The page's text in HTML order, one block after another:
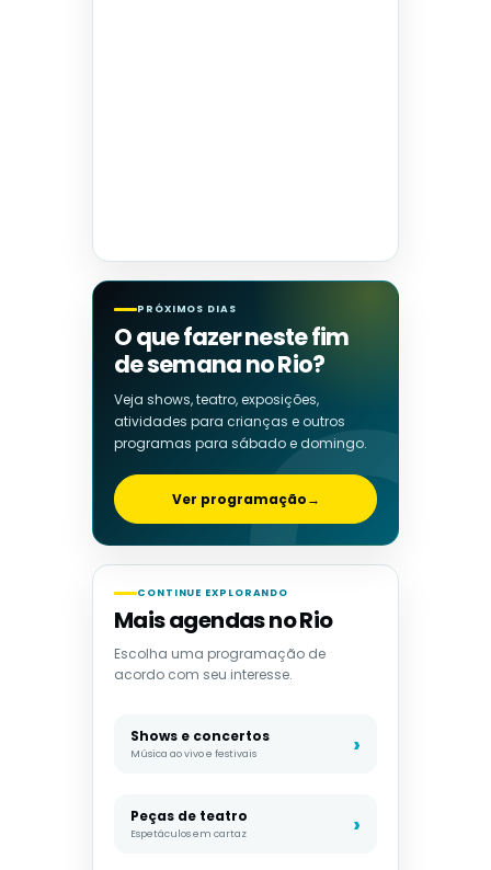
PRÓXIMOS DIAS
O que fazer neste fim
de semana no Rio?
Veja shows, teatro, exposições,
atividades para crianças e outros
programas para sábado e domingo.
Ver programação→
CONTINUE EXPLORANDO
Mais agendas no Rio
Escolha uma programação de
acordo com seu interesse.
Shows e concertos
Música ao vivo e festivais
Peças de teatro
Espetáculos em cartaz